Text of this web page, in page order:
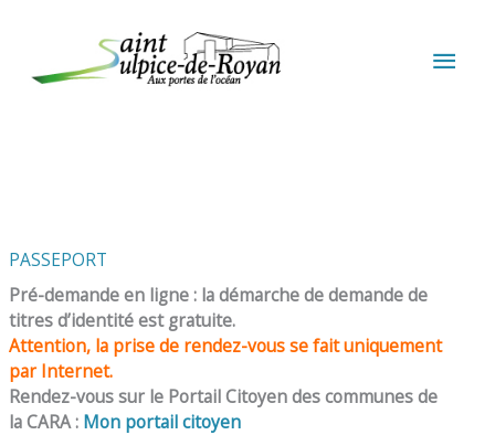
PASSEPORT
Pré-demande en ligne : la démarche de demande de
titres d’identité est gratuite.
Attention, la prise de rendez-vous se fait uniquement
par Internet.
Rendez-vous sur le Portail Citoyen des communes de
la CARA : Mon portail citoyen